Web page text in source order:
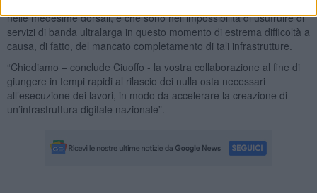
nelle medesime dorsali, e che sono nell’impossibilità di usufruire di
servizi di banda ultralarga in questo momento di estrema difficoltà a
causa, di fatto, del mancato completamento di tali infrastrutture.
“Chiediamo – conclude Ciuoffo - la vostra collaborazione al fine di
giungere in tempi rapidi al rilascio dei nulla osta necessari
all’esecuzione dei lavori, in modo da accelerare la creazione di
un’infrastruttura digitale nazionale”.